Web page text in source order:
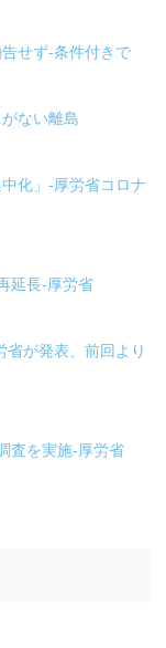
せず-条件付きで
ない離島
化」-厚労省コロナ
延長-厚労省
が発表、前回より
査を実施-厚労省